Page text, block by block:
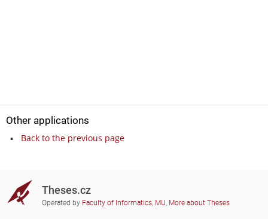
Other applications
Back to the previous page
Theses.cz
Operated by Faculty of Informatics, MU, More about Theses